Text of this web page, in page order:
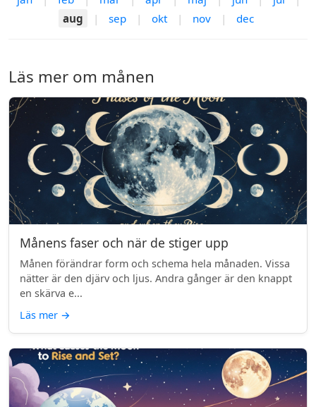
aug
| sep | okt | nov | dec
Läs mer om månen
Månens faser och när de stiger upp
Månen förändrar form och schema hela månaden. Vissa
nätter är den djärv och ljus. Andra gånger är den knappt
en skärva e...
Läs mer →